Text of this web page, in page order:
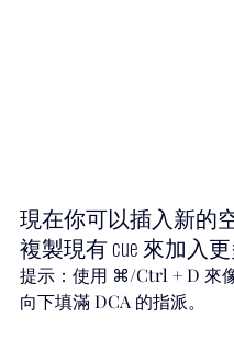
現在你可以插入新的
複製現有 cue 來加入更
提示：使用 ⌘/Ctrl + D 來
向下填滿 DCA 的指派。